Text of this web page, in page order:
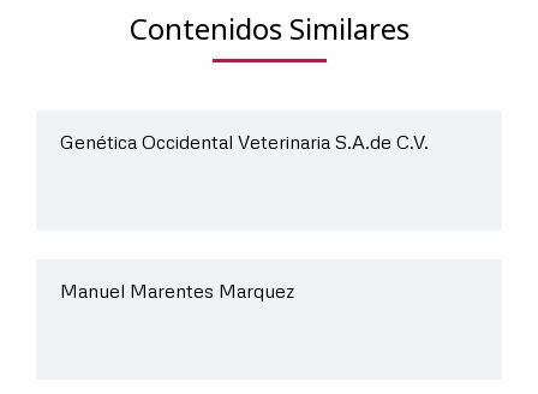
Contenidos Similares
Genética Occidental Veterinaria S.A.de C.V.
Manuel Marentes Marquez